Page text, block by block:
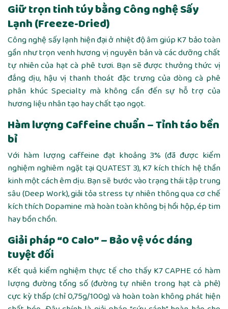
Giữ trọn tinh túy bằng Công nghệ Sấy
Lạnh (Freeze-Dried)
Công nghệ sấy lạnh hiện đại ở nhiệt độ âm giúp K7 bảo toàn
gần như trọn venh hương vị nguyên bản và các dưỡng chất
tự nhiên của hạt cà phê tươi. Bạn sẽ được thưởng thức vị
đắng dịu, hậu vị thanh thoát đặc trưng của dòng cà phê
phân khúc Specialty mà không cần đến sự hỗ trợ của
hương liệu nhân tạo hay chất tạo ngọt.
Hàm lượng Caffeine chuẩn – Tỉnh táo bền
bỉ
Với hàm lượng caffeine đạt khoảng 3% (đã được kiểm
nghiệm nghiêm ngặt tại QUATEST 3), K7 kích thích hệ thần
kinh một cách êm dịu. Bạn sẽ bước vào trạng thái tập trung
sâu (Deep Work), giải tỏa stress tự nhiên thông qua cơ chế
kích thích Dopamine mà hoàn toàn không bị hồi hộp, ép tim
hay bồn chồn.
Giải pháp “0 Calo” – Bảo vệ vóc dáng
tuyệt đối
Kết quả kiểm nghiệm thực tế cho thấy K7 CAPHE có hàm
lượng đường tổng số (đường tự nhiên trong hạt cà phê)
cực kỳ thấp (chỉ 0,75g/100g) và hoàn toàn không phát hiện